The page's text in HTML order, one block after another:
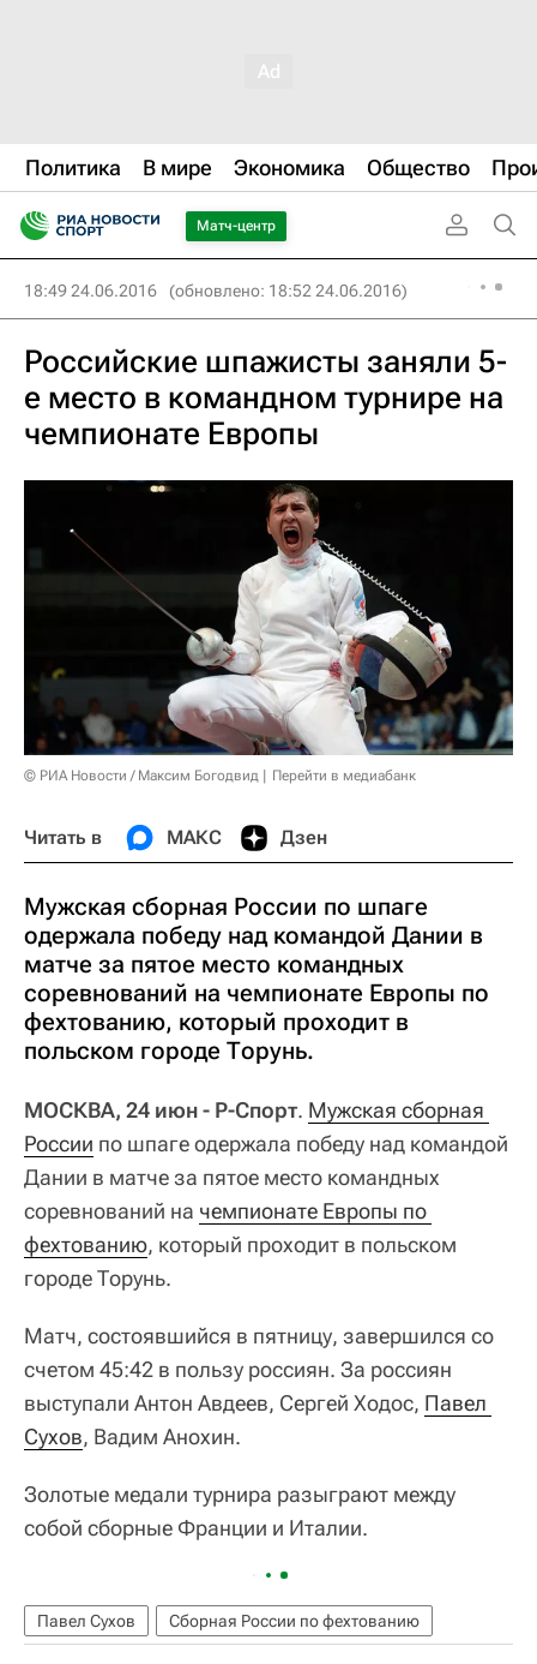
Политика В мире Экономика Общество
Матч-центр
18:49 24.06.2016 (обновлено: 18:52 24.06.2016)
Российские шпажисты заняли 5-
е место в командном турнире на
чемпионате Европы
© РИА Новости / Максим Богодвид Перейти в медиабанк
Читать в МАКС Дзен
Мужская сборная России по шпаге
одержала победу над командой Дании в
матче за пятое место командных
соревнований на чемпионате Европы по
фехтованию, который проходит в
польском городе Торунь.
МОСКВА, 24 июн - Р-Спорт. Мужская сборная
России по шпаге одержала победу над командой
Дании в матче за пятое место командных
соревнований на чемпионате Европы по
фехтованию, который проходит в польском
городе Торунь.
Матч, состоявшийся в пятницу, завершился со
счетом 45:42 в пользу россиян. За россиян
выступали Антон Авдеев, Сергей Ходос, Павел
Сухов, Вадим Анохин.
Золотые медали турнира разыграют между
собой сборные Франции и Италии.
Павел Сухов Сборная России по фехтованию